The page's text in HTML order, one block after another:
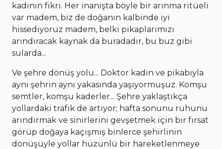
kadının fikri. Her inanışta böyle bir arınma ritüeli
var madem, biz de doğanın kalbinde iyi
hissediyoruz madem, belki pikaplarımızı
arındıracak kaynak da buradadır, bu buz gibi
sularda...
Ve şehre dönüş yolu... Doktor kadın ve pikabıyla
aynı şehrin aynı yakasında yaşıyormuşuz. Komşu
semtler, komşu kaderler... Şehre yaklaştıkça
yollardaki trafik de artıyor; hafta sonunu ruhunu
arındırmak ve sinirlerini gevşetmek için bir fırsat
görüp doğaya kaçışmış binlerce şehirlinin
dönüşüyle yollar hüzünlü bir hareketlenmeye